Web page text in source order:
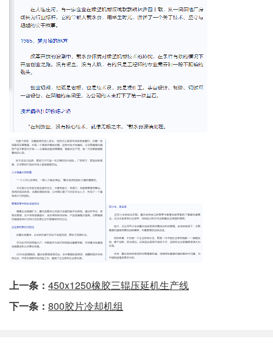
上一条： 450x1250橡胶三辊压延机生产线
下一条： 800胶片冷却机组